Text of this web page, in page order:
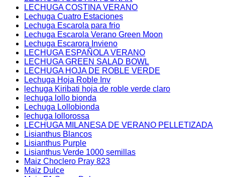
LECHUGA COSTINA VERANO
Lechuga Cuatro Estaciones
Lechuga Escarola para frio
Lechuga Escarola Verano Green Moon
Lechuga Escarora Invieno
LECHUGA ESPAÑOLA VERANO
LECHUGA GREEN SALAD BOWL
LECHUGA HOJA DE ROBLE VERDE
Lechuga Hoja Roble Inv
lechuga Kiribati hoja de roble verde claro
lechuga lollo bionda
Lechuga Lollobionda
lechuga lollorossa
LECHUGA MILANESA DE VERANO PELLETIZADA
Lisianthus Blancos
Lisianthus Purple
Lisianthus Verde 1000 semillas
Maiz Choclero Pray 823
Maiz Dulce